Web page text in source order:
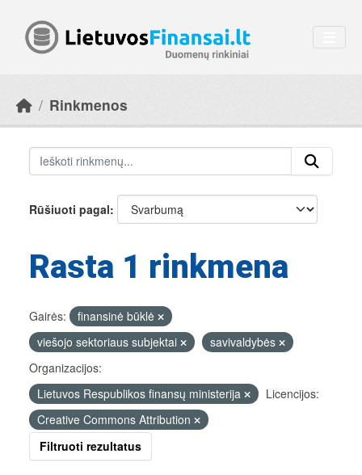
Rinkmenos
Rūšiuoti pagal
Rasta 1 rinkmena
Gairės:
finansinė būklė
viešojo sektoriaus subjektai
savivaldybės
Organizacijos:
Lietuvos Respublikos finansų ministerija
Licencijos:
Creative Commons Attribution
Filtruoti rezultatus